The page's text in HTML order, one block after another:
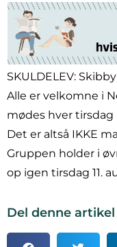
SKULDELEV:
Alle er velkomne i
mødes hver tirsdag
Det er altså IKKE
Gruppen holder i
op igen tirsdag 11.
Del denne artikel